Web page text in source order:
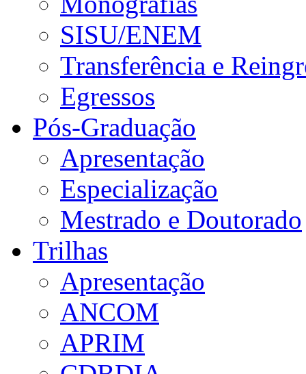
SISU/ENEM
Transferência e
Egressos
Pós-Graduação
Apresentação
Especialização
Mestrado e Doutorado
Trilhas
Apresentação
ANCOM
APRIM